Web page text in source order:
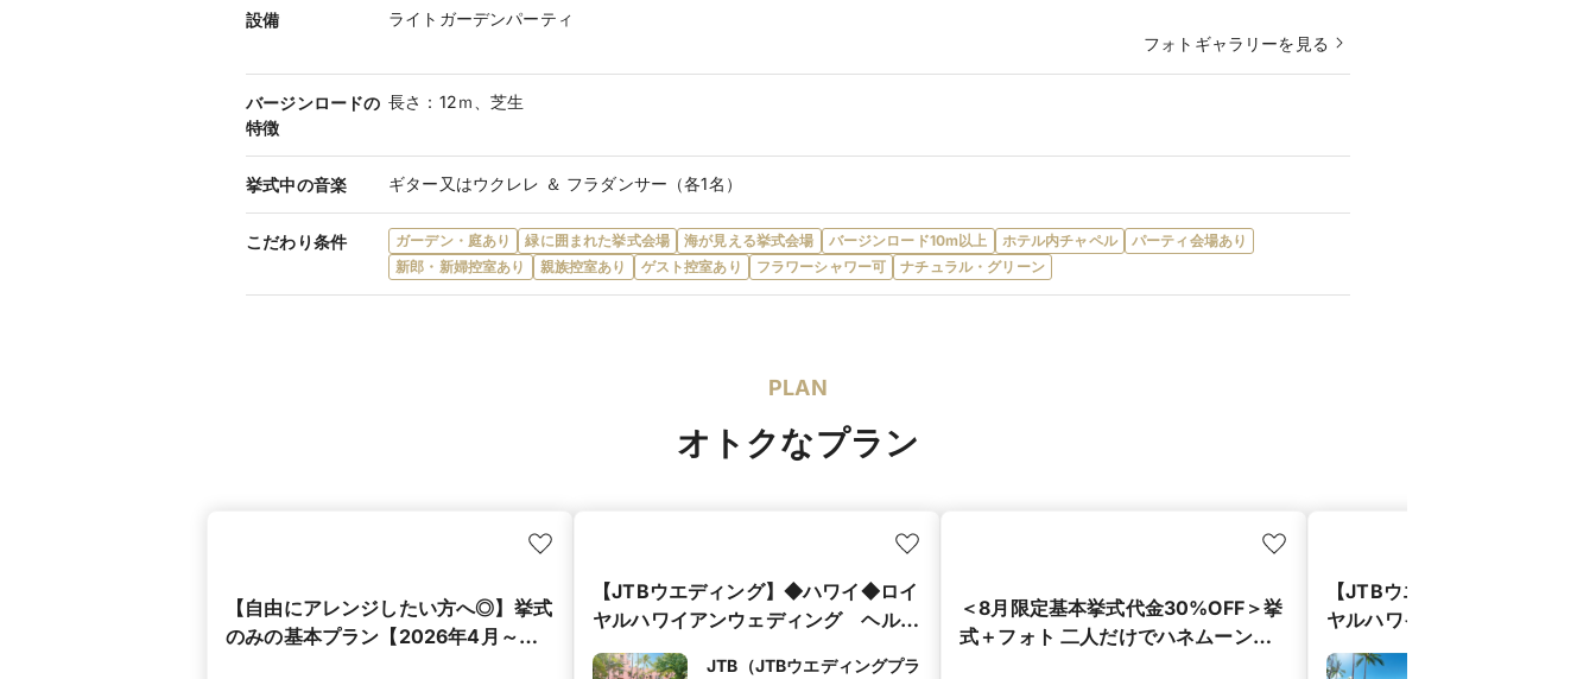
設備
ライトガーデンパーティ
フォトギャラリーを見る
バージンロードの
特徴
長さ：12ｍ、芝生
挙式中の音楽 ギター又はウクレレ ＆ フラダンサー（各1名）
こだわり条件 ガーデン・庭あり 緑に囲まれた挙式会場 海が見える挙式会場 バージンロード10m以上 ホテル内チャペル
パーティ会場あり
新郎・新婦控室あり
親族控室あり ゲスト控室あり フラワーシャワー可 ナチュラル・グリーン
PLAN
オトクなプラン
【自由にアレンジしたい方へ◎】挙式
のみの基本プラン【2026年4月～
【JTBウエディング】◆ハワイ◆ロイ
ヤルハワイアンウェディング ヘルモ
アガーデン（基本挙式）
JTB（JTBウエディングプラ
＜8月限定基本挙式代金30%OFF＞挙
式＋フォト 二人だけでハネムーンを
【JTBウエディング】◆ハワ
ヤルハワイアンウェディング
シャンローン（基本挙式）